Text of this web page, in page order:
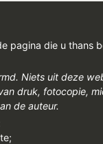
pagina die u thans
Niets uit deze
druk, fotocopie,
de auteur.